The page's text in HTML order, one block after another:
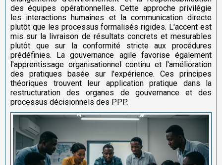
des équipes opérationnelles. Cette approche privilégie
les interactions humaines et la communication directe
plutôt que les processus formalisés rigides. L'accent est
mis sur la livraison de résultats concrets et mesurables
plutôt que sur la conformité stricte aux procédures
prédéfinies. La gouvernance agile favorise également
l'apprentissage organisationnel continu et l'amélioration
des pratiques basée sur l'expérience. Ces principes
théoriques trouvent leur application pratique dans la
restructuration des organes de gouvernance et des
processus décisionnels des PPP.